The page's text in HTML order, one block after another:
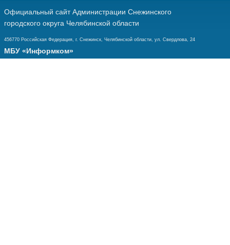
Официальный сайт Администрации Снежинского
городского округа Челябинской области
456770 Российская Федерация, г. Снежинск, Челябинской области, ул. Свердлова, 24
МБУ «Информком»